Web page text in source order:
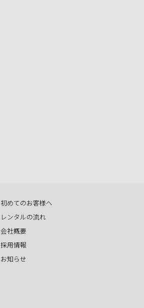
初めてのお客様へ
レンタルの流れ
会社概要
採用情報
お知らせ